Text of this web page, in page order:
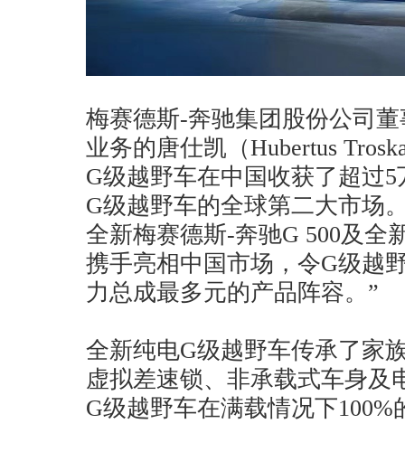
梅赛德斯-奔驰集团股份公司
业务的唐仕凯（Hubertus
G级越野车在中国收获了超过
G级越野车的全球第二大市场
全新梅赛德斯-奔驰G 500及全
携手亮相中国市场，令G级越
力总成最多元的产品阵容。”
全新纯电G级越野车传承了家
虚拟差速锁、非承载式车身及
G级越野车在满载情况下100%